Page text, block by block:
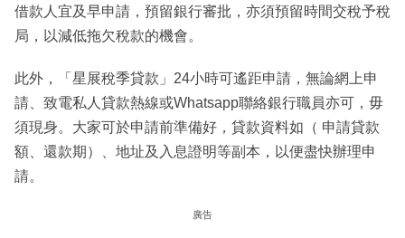
借款人宜及早申請，預留銀行審批，亦須預留時間交稅予稅
局，以減低拖欠稅款的機會。
此外，「星展稅季貸款」24小時可遙距申請，無論網上申
請、致電私人貸款熱線或Whatsapp聯絡銀行職員亦可，毋
須現身。大家可於申請前準備好，貸款資料如（ 申請貸款
額、還款期）、地址及入息證明等副本，以便盡快辦理申
請。
廣告